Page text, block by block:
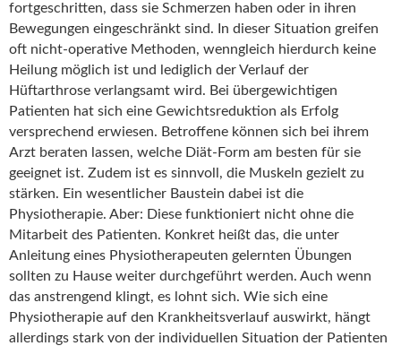
fortgeschritten, dass sie Schmerzen haben oder in ihren
Bewegungen eingeschränkt sind. In dieser Situation greifen
oft nicht-operative Methoden, wenngleich hierdurch keine
Heilung möglich ist und lediglich der Verlauf der
Hüftarthrose verlangsamt wird. Bei übergewichtigen
Patienten hat sich eine Gewichtsreduktion als Erfolg
versprechend erwiesen. Betroffene können sich bei ihrem
Arzt beraten lassen, welche Diät-Form am besten für sie
geeignet ist. Zudem ist es sinnvoll, die Muskeln gezielt zu
stärken. Ein wesentlicher Baustein dabei ist die
Physiotherapie. Aber: Diese funktioniert nicht ohne die
Mitarbeit des Patienten. Konkret heißt das, die unter
Anleitung eines Physiotherapeuten gelernten Übungen
sollten zu Hause weiter durchgeführt werden. Auch wenn
das anstrengend klingt, es lohnt sich. Wie sich eine
Physiotherapie auf den Krankheitsverlauf auswirkt, hängt
allerdings stark von der individuellen Situation der Patienten